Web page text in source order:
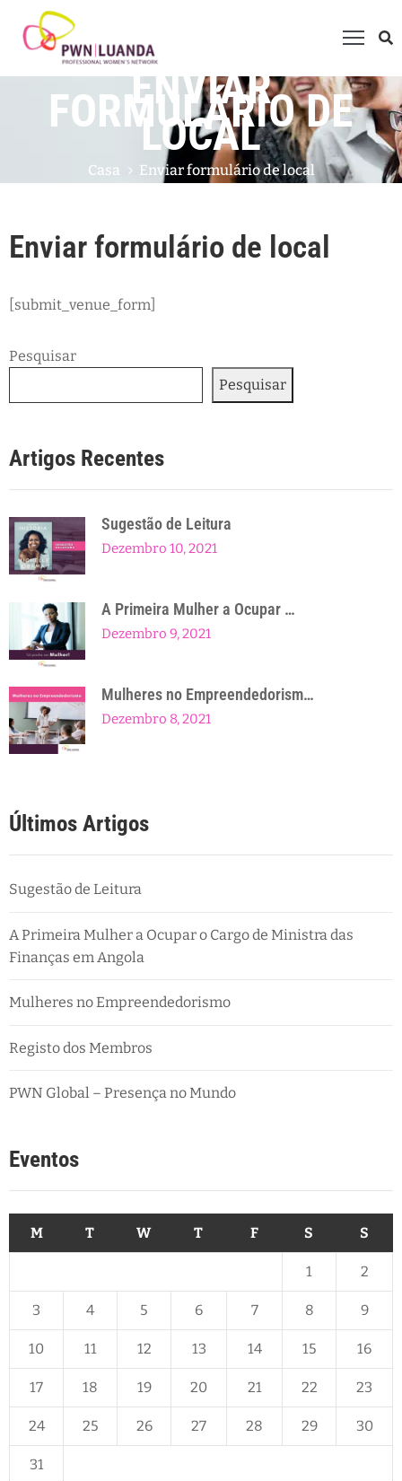
ENVIAR
FORMULÁRIO DE
LOCAL
Casa Enviar formulário de local
Enviar formulário de local
[submit_venue_form]
Pesquisar
Pesquisar
Artigos Recentes
Sugestão de Leitura
Dezembro 10, 2021
A Primeira Mulher a Ocupar …
Dezembro 9, 2021
Mulheres no Empreendedorism…
Dezembro 8, 2021
Últimos Artigos
Sugestão de Leitura
A Primeira Mulher a Ocupar o Cargo de Ministra das
Finanças em Angola
Mulheres no Empreendedorismo
Registo dos Membros
PWN Global – Presença no Mundo
Eventos
M T W T F S S
1 2
3 4 5 6 7 8 9
10 11 12 13 14 15 16
17 18 19 20 21 22 23
24 25 26 27 28 29 30
31